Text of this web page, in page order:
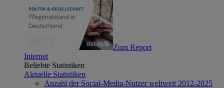
Zum Report
Internet
Beliebte Statistiken
Aktuelle Statistiken
Anzahl der Social-Media-Nutzer weltweit 2012-2025